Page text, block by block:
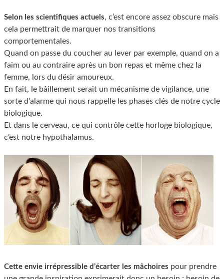
Selon les scientifiques actuels, c’est encore assez obscure mais
cela permettrait de marquer nos transitions
comportementales.
Quand on passe du coucher au lever par exemple, quand on a
faim ou au contraire après un bon repas et même chez la
femme, lors du désir amoureux.
En fait, le bâillement serait un mécanisme de vigilance, une
sorte d’alarme qui nous rappelle les phases clés de notre cycle
biologique.
Et dans le cerveau, ce qui contrôle cette horloge biologique,
c’est notre hypothalamus.
Cette envie irrépressible d’écarter les mâchoires pour prendre